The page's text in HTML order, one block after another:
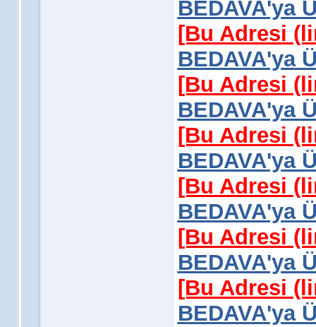
BEDAVA'ya
[Bu Adresi
BEDAVA'ya
[Bu Adresi
BEDAVA'ya
[Bu Adresi
BEDAVA'ya
[Bu Adresi
BEDAVA'ya
[Bu Adresi
BEDAVA'ya
[Bu Adresi
BEDAVA'ya